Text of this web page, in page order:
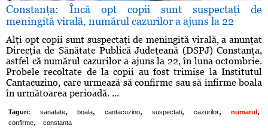
Constanţa: Încă opt copii sunt suspectaţi de
meningită virală, numărul cazurilor a ajuns la 22
Alţi opt copii sunt suspectaţi de meningită virală, a anunţat
Direcţia de Sănătate Publică Judeţeană (DSPJ) Constanţa,
astfel că numărul cazurilor a ajuns la 22, în luna octombrie.
Probele recoltate de la copii au fost trimise la Institutul
Cantacuzino, care urmează să confirme sau să infirme boala
în următoarea perioadă. ...
Taguri: sanatate, boala, cantacuzino, suspectati, cazurilor, numarul ,
confirme, constanta